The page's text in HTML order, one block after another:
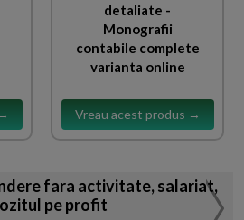
detaliate -
Monografii
contabile complete
varianta online
Vreau acest produs →
fara activitate, salariat,
pe profit